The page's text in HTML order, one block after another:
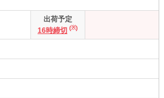
出荷予定
16時締切 (※)